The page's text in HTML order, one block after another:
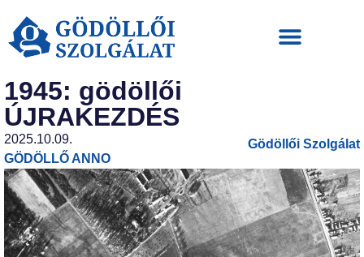
1945: gödöllői
ÚJRAKEZDÉS
2025.10.09.
GÖDÖLLŐ ANNO
Gödöllői Szolgálat